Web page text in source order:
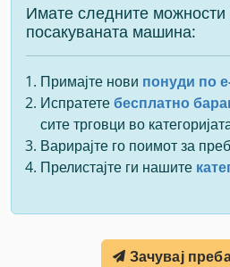
Имате следните можности
посакуваната машина:
Примајте нови понуди по
Испратетебесплатно
сите трговци во
Варирајте го поимот за
Прелистајте ги нашите
Зачувај